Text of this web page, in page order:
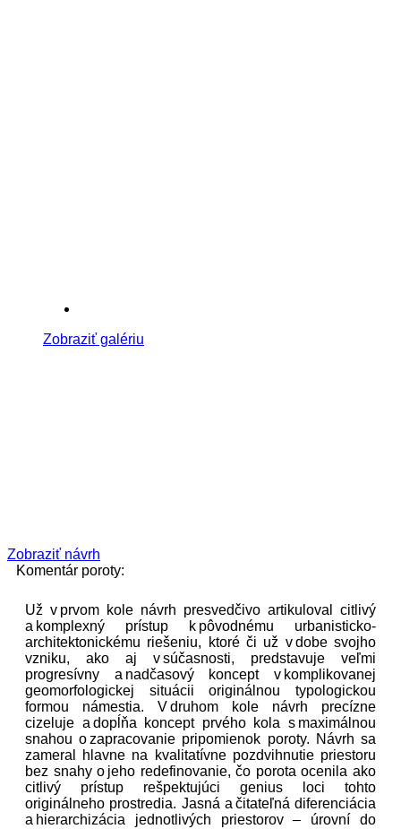
Zobraziť galériu
Zobraziť návrh
Komentár poroty:
Už v prvom kole návrh presvedčivo artikuloval citlivý
a komplexný prístup k pôvodnému urbanisticko-
architektonickému riešeniu, ktoré či už v dobe svojho
vzniku, ako aj v súčasnosti, predstavuje veľmi
progresívny a nadčasový koncept v komplikovanej
geomorfologickej situácii originálnou typologickou
formou námestia. V druhom kole návrh precízne
cizeluje a dopĺňa koncept prvého kola s maximálnou
snahou o zapracovanie pripomienok poroty. Návrh sa
zameral hlavne na kvalitatívne pozdvihnutie priestoru
bez snahy o jeho redefinovanie, čo porota ocenila ako
citlivý prístup rešpektujúci genius loci tohto
originálneho prostredia. Jasná a čitateľná diferenciácia
a hierarchizácia jednotlivých priestorov – úrovní do